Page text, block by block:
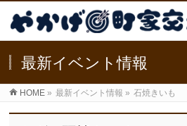
最新イベント情報
HOME » 最新イベント情報 » 石焼きいも